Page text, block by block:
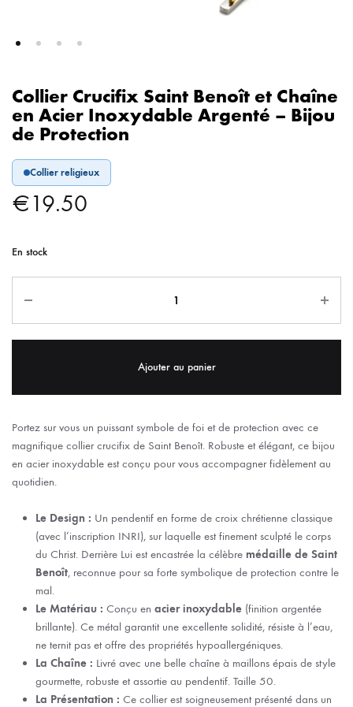
Collier Crucifix Saint Benoît et Chaîne
en Acier Inoxydable Argenté – Bijou
de Protection
Collier religieux
€19.50
En stock
Ajouter au panier
Portez sur vous un puissant symbole de foi et de protection avec ce
magnifique collier crucifix de Saint Benoît. Robuste et élégant, ce bijou
en acier inoxydable est conçu pour vous accompagner fidèlement au
quotidien.
Le Design : Un pendentif en forme de croix chrétienne classique
(avec l’inscription INRI), sur laquelle est finement sculpté le corps
du Christ. Derrière Lui est encastrée la célèbre médaille de Saint
Benoît, reconnue pour sa forte symbolique de protection contre le
mal.
Le Matériau : Conçu en acier inoxydable (finition argentée
brillante). Ce métal garantit une excellente solidité, résiste à l’eau,
ne ternit pas et offre des propriétés hypoallergéniques.
La Chaîne : Livré avec une belle chaîne à maillons épais de style
gourmette, robuste et assortie au pendentif. Taille 50.
La Présentation : Ce collier est soigneusement présenté dans un